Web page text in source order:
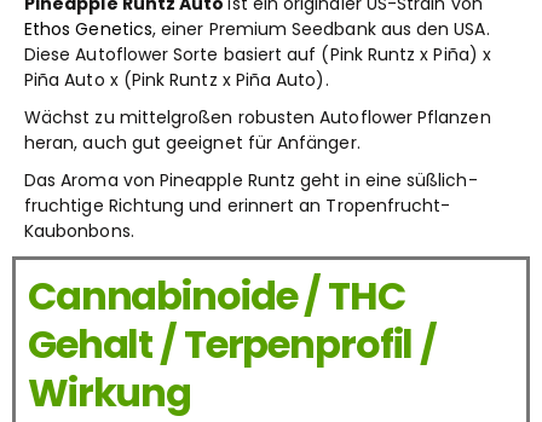
Ethos Genetics, einer Premium Seedbank aus den USA.
Diese Autoflower Sorte basiert auf (Pink Runtz x Piña) x
Piña Auto x(Pink Runtz x Piña Auto).
Wächst zu mittelgroßen robusten Autoflower Pflanzen
heran, auch gut geeignet für Anfänger.
Das Aroma von Pineapple Runtz geht in eine süßlich-
fruchtige Richtung und erinnert an Tropenfrucht-
Kaubonbons.
Cannabinoide / THC
Gehalt / Terpenprofil /
Wirkung